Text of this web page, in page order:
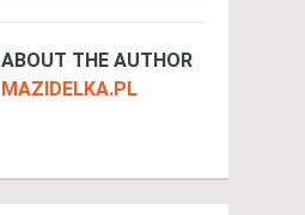
ABOUT THE AUTHOR
MAZIDELKA.PL